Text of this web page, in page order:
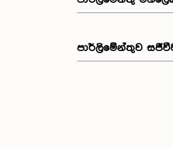
පාර්ලිමේන්තුව